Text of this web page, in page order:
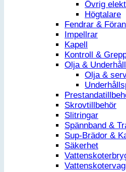
Övrig
Högtalare
Fendrar &
Impellrar
Kapell
Kontroll &
Olja &
Olja &
Skrovtillbehör
Slitringar
Spännband &
Sup-Brädor &
Säkerhet